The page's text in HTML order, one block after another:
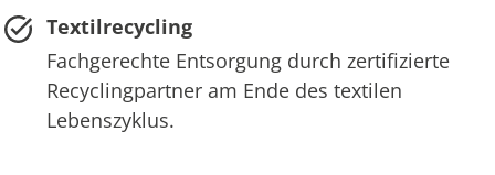
Textilrecycling
Fachgerechte Entsorgung durch zertifizierte
Recyclingpartner am Ende des textilen
Lebenszyklus.